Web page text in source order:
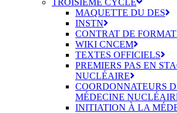
TROISIÈME CYCLE
MAQUETTE DU DES
INSTN
CONTRAT DE
WIKI CNCEM
TEXTES OFFICIELS
PREMIERS PAS EN
NUCLÉAIRE
COORDONNATEURS
MÉDECINE
INITIATION À LA